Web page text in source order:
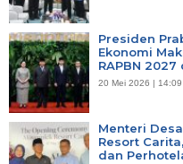
Presiden
Ekonomi
RAPBN
20 Mei 2026 | 14:09
Menteri
Resort
dan